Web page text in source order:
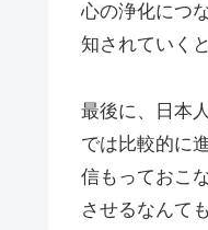
心の浄化につ
知されていく
最後に、日本
では比較的に
信もっておこ
させるなんて